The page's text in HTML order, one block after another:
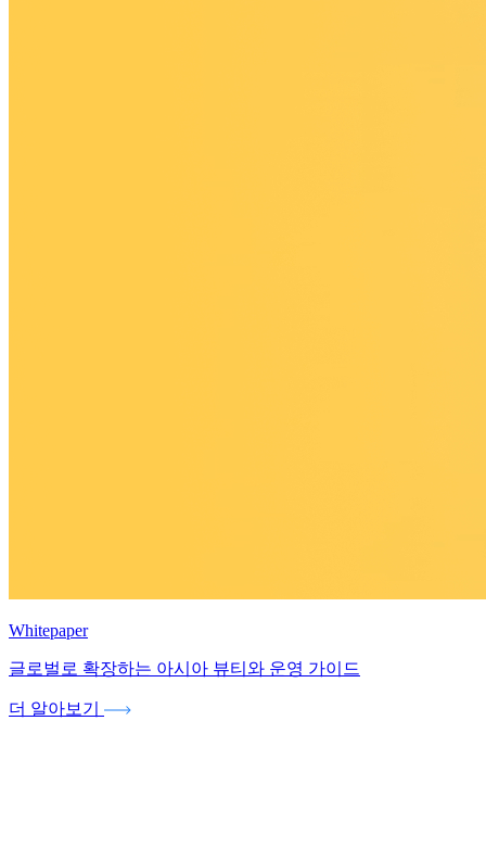
Whitepaper
글로벌로 확장하는 아시아 뷰티와 운영 가이드
더 알아보기